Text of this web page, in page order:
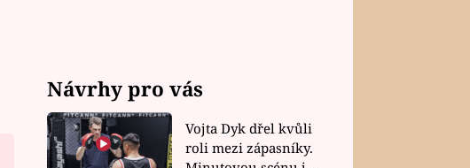
Návrhy pro vás
Vojta Dyk dřel kvůli
roli mezi zápasníky.